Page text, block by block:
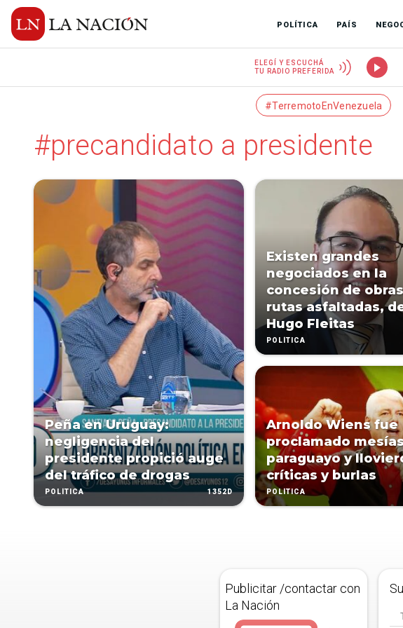
POLÍTICA PAÍS
ELEGÍ Y ESCUCHÁ
TU RADIO PREFERIDA
#TerremotoEnVenezuela
#precandidato a presidente
Peña en Uruguay:
negligencia del
presidente propició auge
del tráfico de drogas
POLÍTICA 1352D
Existen grandes
negociados en la
concesión de
rutas asfaltadas,
Hugo Fleitas
POLÍTICA
Arnoldo Wiens fue
proclamado
paraguayo y
críticas y burlas
POLÍTICA
Publicitar /contactar con
La Nación